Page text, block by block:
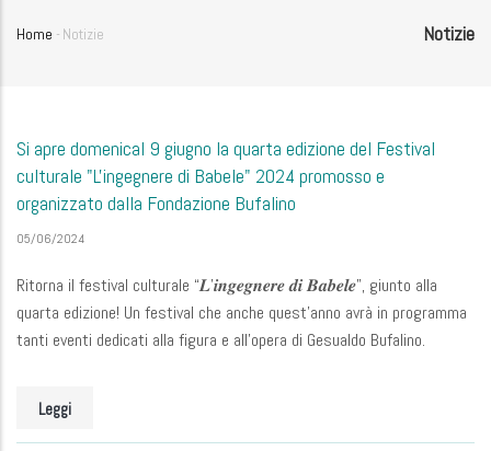
Notizie
Home - Notizie
Si apre domenical 9 giugno la quarta edizione del Festival
culturale "L'ingegnere di Babele" 2024 promosso e
organizzato dalla Fondazione Bufalino
05/06/2024
Ritorna il festival culturale “𝑳’𝒊𝒏𝒈𝒆𝒈𝒏𝒆𝒓𝒆 𝒅𝒊 𝑩𝒂𝒃𝒆𝒍𝒆”, giunto alla
quarta edizione! Un festival che anche quest'anno avrà in programma
tanti eventi dedicati alla figura e all’opera di Gesualdo Bufalino.
Leggi